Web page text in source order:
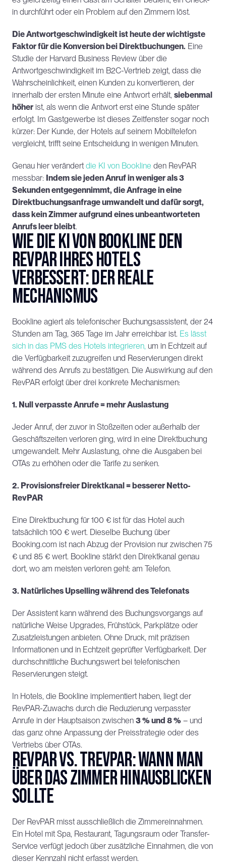
in durchführt oder ein Problem auf den Zimmern löst.
Die Antwortgeschwindigkeit ist heute der wichtigste
Faktor für die Konversion bei Direktbuchungen. Eine
Studie der Harvard Business Review über die
Antwortgeschwindigkeit im B2C-Vertrieb zeigt, dass die
Wahrscheinlichkeit, einen Kunden zu konvertieren, der
innerhalb der ersten Minute eine Antwort erhält, siebenmal
höher ist, als wenn die Antwort erst eine Stunde später
erfolgt. Im Gastgewerbe ist dieses Zeitfenster sogar noch
kürzer: Der Kunde, der Hotels auf seinem Mobiltelefon
vergleicht, trifft seine Entscheidung in wenigen Minuten.
Genau hier verändert die KI von Bookline den RevPAR
messbar: Indem sie jeden Anruf in weniger als 3
Sekunden entgegennimmt, die Anfrage in eine
Direktbuchungsanfrage umwandelt und dafür sorgt,
dass kein Zimmer aufgrund eines unbeantworteten
Anrufs leer bleibt.
Wie die KI von Bookline den
RevPAR Ihres Hotels
verbessert: der reale
Mechanismus
Bookline agiert als telefonischer Buchungsassistent, der 24
Stunden am Tag, 365 Tage im Jahr erreichbar ist. Es lässt
sich in das PMS des Hotels integrieren, um in Echtzeit auf
die Verfügbarkeit zuzugreifen und Reservierungen direkt
während des Anrufs zu bestätigen. Die Auswirkung auf den
RevPAR erfolgt über drei konkrete Mechanismen:
1. Null verpasste Anrufe = mehr Auslastung
Jeder Anruf, der zuvor in Stoßzeiten oder außerhalb der
Geschäftszeiten verloren ging, wird in eine Direktbuchung
umgewandelt. Mehr Auslastung, ohne die Ausgaben bei
OTAs zu erhöhen oder die Tarife zu senken.
2. Provisionsfreier Direktkanal = besserer Netto-
RevPAR
Eine Direktbuchung für 100 € ist für das Hotel auch
tatsächlich 100 € wert. Dieselbe Buchung über
Booking.com ist nach Abzug der Provision nur zwischen 75
€ und 85 € wert. Bookline stärkt den Direktkanal genau
dort, wo am meisten verloren geht: am Telefon.
3. Natürliches Upselling während des Telefonats
Der Assistent kann während des Buchungsvorgangs auf
natürliche Weise Upgrades, Frühstück, Parkplätze oder
Zusatzleistungen anbieten. Ohne Druck, mit präzisen
Informationen und in Echtzeit geprüfter Verfügbarkeit. Der
durchschnittliche Buchungswert bei telefonischen
Reservierungen steigt.
In Hotels, die Bookline implementiert haben, liegt der
RevPAR-Zuwachs durch die Reduzierung verpasster
Anrufe in der Hauptsaison zwischen 3 % und 8 % – und
das ganz ohne Anpassung der Preisstrategie oder des
Vertriebs über OTAs.
RevPAR vs. TRevPAR: Wann man
über das Zimmer hinausblicken
sollte
Der RevPAR misst ausschließlich die Zimmereinnahmen.
Ein Hotel mit Spa, Restaurant, Tagungsraum oder Transfer-
Service verfügt jedoch über zusätzliche Einnahmen, die von
dieser Kennzahl nicht erfasst werden.